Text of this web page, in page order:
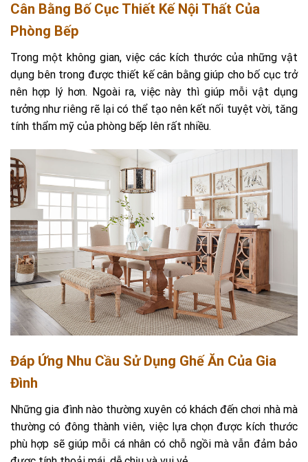
Cân Bằng Bố Cục Thiết Kế Nội Thất Của
Phòng Bếp
Trong một không gian, việc các kích thước của những vật
dụng bên trong được thiết kế cân bằng giúp cho bố cục trở
nên hợp lý hơn. Ngoài ra, việc này thì giúp mỗi vật dụng
tưởng như riêng rẽ lại có thể tạo nên kết nối tuyệt vời, tăng
tính thẩm mỹ của phòng bếp lên rất nhiều.
Đáp Ứng Nhu Cầu Sử Dụng Ghế Ăn Của Gia
Đình
Những gia đình nào thường xuyên có khách đến chơi nhà mà
thường có đông thành viên, việc lựa chọn được kích thước
phù hợp sẽ giúp mỗi cá nhân có chỗ ngồi mà vẫn đảm bảo